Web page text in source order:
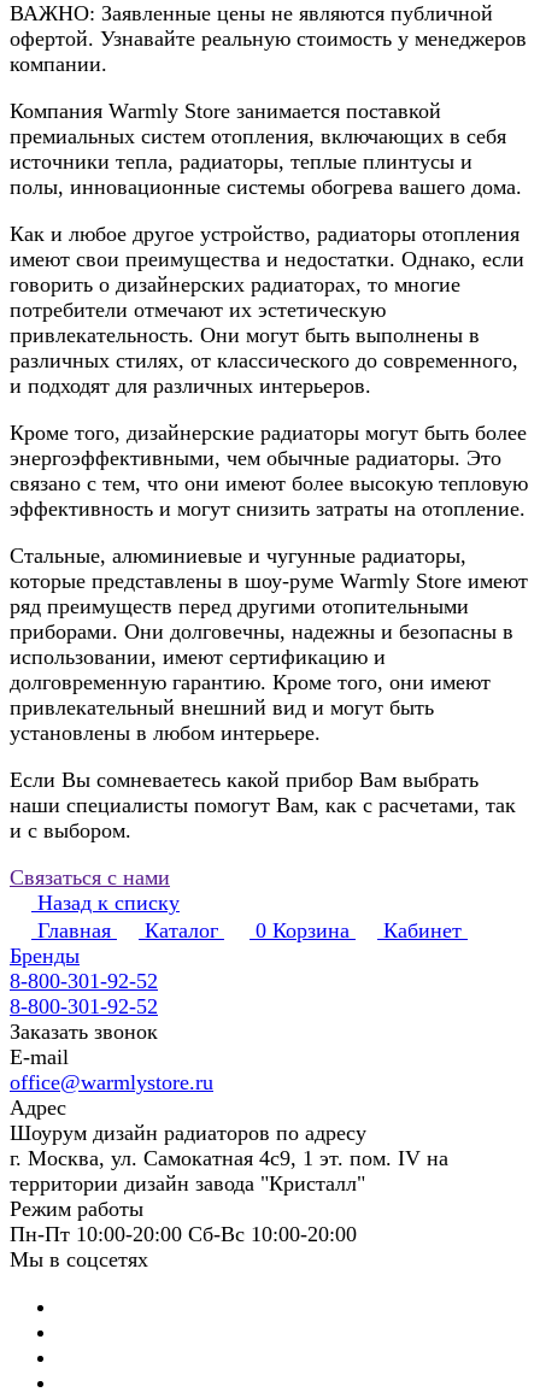
ВАЖНО: Заявленные цены не являются публичной
офертой. Узнавайте реальную стоимость у менеджеров
компании.
Компания Warmly Store занимается поставкой
премиальных систем отопления, включающих в себя
источники тепла, радиаторы, теплые плинтусы и
полы, инновационные системы обогрева вашего дома.
Как и любое другое устройство, радиаторы отопления
имеют свои преимущества и недостатки. Однако, если
говорить о дизайнерских радиаторах, то многие
потребители отмечают их эстетическую
привлекательность. Они могут быть выполнены в
различных стилях, от классического до современного,
и подходят для различных интерьеров.
Кроме того, дизайнерские радиаторы могут быть более
энергоэффективными, чем обычные радиаторы. Это
связано с тем, что они имеют более высокую тепловую
эффективность и могут снизить затраты на отопление.
Стальные, алюминиевые и чугунные радиаторы,
которые представлены в шоу-руме Warmly Store имеют
ряд преимуществ перед другими отопительными
приборами. Они долговечны, надежны и безопасны в
использовании, имеют сертификацию и
долговременную гарантию. Кроме того, они имеют
привлекательный внешний вид и могут быть
установлены в любом интерьере.
Если Вы сомневаетесь какой прибор Вам выбрать
наши специалисты помогут Вам, как с расчетами, так
и с выбором.
Связаться с нами
Назад к списку
Главная
Каталог 0 Корзина
Кабинет
Бренды
8-800-301-92-52
8-800-301-92-52
Заказать звонок
E-mail
office@warmlystore.ru
Адрес
Шоурум дизайн радиаторов по адресу
г. Москва, ул. Самокатная 4с9, 1 эт. пом. IV на
территории дизайн завода "Кристалл"
Режим работы
Пн-Пт 10:00-20:00 Сб-Вс 10:00-20:00
Мы в соцсетях